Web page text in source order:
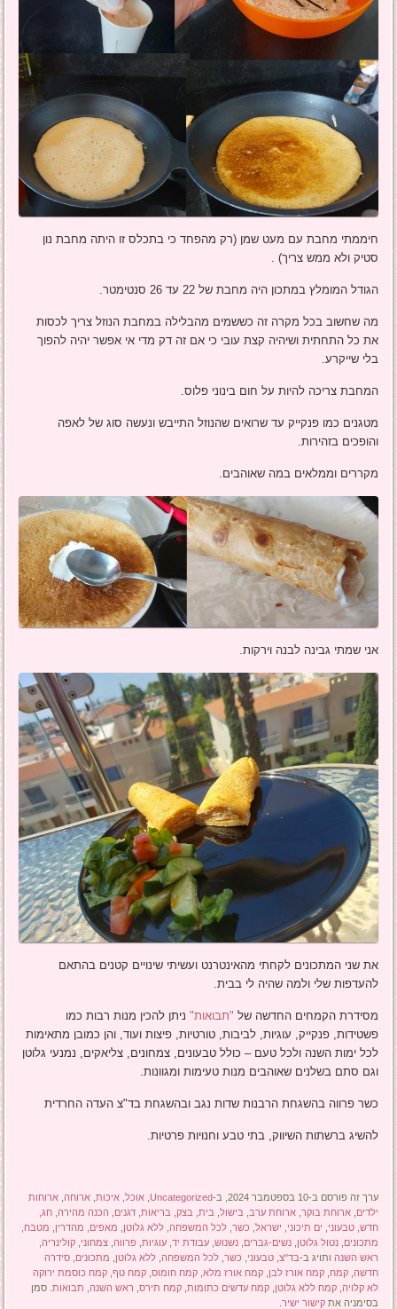
חיממתי מחבת עם מעט שמן (רק מהפחד כי בתכלס זו היתה מחבת נון
סטיק ולא ממש צריך) .
הגודל המומלץ במתכון היה מחבת של 22 עד 26 סנטימטר.
מה שחשוב בכל מקרה זה כששמים מהבלילה במחבת הנוזל צריך לכסות
את כל התחתית ושיהיה קצת עובי כי אם זה דק מדי אי אפשר יהיה להפוך
בלי שייקרע.
המחבת צריכה להיות על חום בינוני פלוס.
מטגנים כמו פנקייק עד שרואים שהנוזל התייבש ונעשה סוג של לאפה
והופכים בזהירות.
מקררים וממלאים במה שאוהבים.
אני שמתי גבינה לבנה וירקות.
את שני המתכונים לקחתי מהאינטרנט ועשיתי שינויים קטנים בהתאם
להעדפות שלי ולמה שהיה לי בבית.
מסידרת הקמחים החדשה של "תבואות" ניתן להכין מנות רבות כמו
פשטידות, פנקייק, עוגיות, לביבות, טורטיות, פיצות ועוד, והן כמובן מתאימות
לכל ימות השנה ולכל טעם – כולל טבעונים, צמחונים, צליאקים, נמנעי גלוטן
וגם סתם בשלנים שאוהבים מנות טעימות ומגוונות.
כשר פרווה בהשגחת הרבנות שדות נגב ובהשגחת בד"צ העדה החרדית
להשיג ברשתות השיווק, בתי טבע וחנויות פרטיות.
ערך זה פורסם ב-10 בספטמבר 2024, ב- Uncategorized
,אוכל ,איכות ,ארוחה ,ארוחות
ילדים ,ארוחת בוקר ,ארוחת ערב בישול בית בצק בריאות ,דגנים הכנה מהירה ,חג
חדש ,טבעוני ים תיכוני ישראל כשר ,לכל המשפחה ,ללא גלוטן מאפים מהדרין מטבח
מתכונים ,נטול גלוטן ,נשים-גברים ,נשנוש ,עבודת יד ,עוגיות פרווה ,צמחוני ,קולינריה
ראש השנה ותויג ב-בד"צ ,טבעוני כשר ,לכל המשפחה ,ללא גלוטן מתכונים ,סידרה
חדשה ,קמח ,קמח אורז לבן ,קמח אורז מלא ,קמח חומוס ,קמח טף ,קמח כוסמת ירוקה
לא קלויה ,קמח ללא גלוטן ,קמח עדשים כתומות ,קמח תירס ראש השנה תבואות . סמן
בסימניה אתקישור ישיר